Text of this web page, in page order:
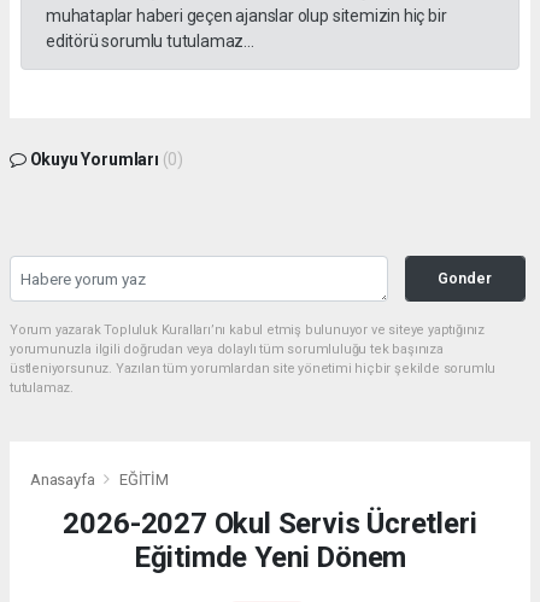
muhataplar haberi geçen ajanslar olup sitemizin hiç bir
editörü sorumlu tutulamaz...
Okuyu Yorumları (0)
Gonder
Yorum yazarak Topluluk Kuralları’nı kabul etmiş bulunuyor ve siteye yaptığınız
yorumunuzla ilgili doğrudan veya dolaylı tüm sorumluluğu tek başınıza
üstleniyorsunuz. Yazılan tüm yorumlardan site yönetimi hiçbir şekilde sorumlu
tutulamaz.
Anasayfa EĞİTİM
2026-2027 Okul Servis Ücretleri
Eğitimde Yeni Dönem